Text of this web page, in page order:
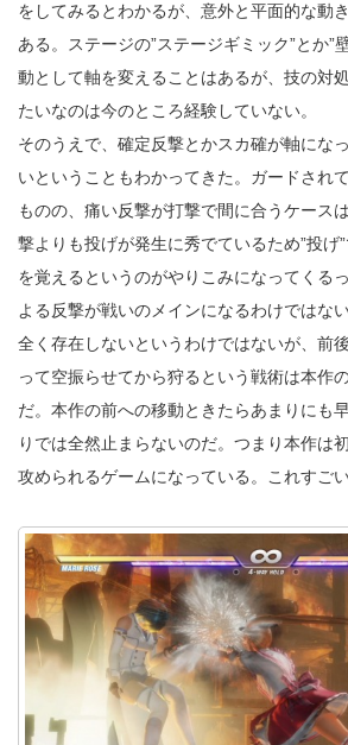
をしてみるとわかるが、意外と平面的な動
ある。ステージの”ステージギミック”とか”
動として軸を変えることはあるが、技の対
たいなのは今のところ経験していない。
そのうえで、確定反撃とかスカ確が軸にな
いということもわかってきた。ガードされ
ものの、痛い反撃が打撃で間に合うケース
撃よりも投げが発生に秀でているため”投げ
を覚えるというのがやりこみになってくる
よる反撃が戦いのメインになるわけではな
全く存在しないというわけではないが、前
って空振らせてから狩るという戦術は本作
だ。本作の前への移動ときたらあまりにも
りでは全然止まらないのだ。つまり本作は
攻められるゲームになっている。これすごい